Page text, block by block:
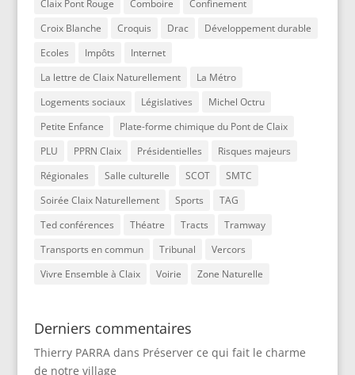
Claix Pont Rouge
Comboire
Confinement
Croix Blanche
Croquis Drac
Développement durable
Ecoles
Impôts
Internet
La lettre de Claix Naturellement
La Métro
Logements sociaux
Législatives
Michel Octru
Petite Enfance
Plate-forme chimique du Pont de Claix
PLU
PPRN Claix Présidentielles
Risques majeurs
Régionales
Salle culturelle SCOT
SMTC
Soirée Claix Naturellement
Sports
TAG
Ted conférences
Théatre Tracts
Tramway
Transports en commun
Tribunal
Vercors
Vivre Ensemble à Claix
Voirie Zone Naturelle
Derniers commentaires
Thierry PARRAdans Préserver ce qui fait le charme
de notre village